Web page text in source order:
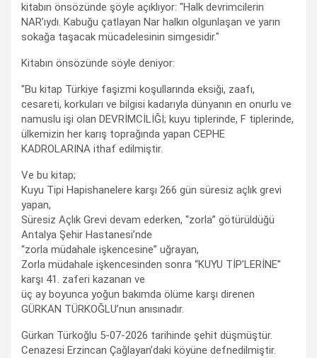
kitabın önsözünde şöyle açıklıyor: "Halk devrimcilerin
NAR’ıydı. Kabuğu çatlayan Nar halkın olgunlaşan ve yarın
sokağa taşacak mücadelesinin simgesidir."
Kitabın önsözünde söyle deniyor:
"Bu kitap Türkiye faşizmi koşullarında eksiği, zaafı,
cesareti, korkuları ve bilgisi kadarıyla dünyanın en onurlu ve
namuslu işi olan DEVRİMCİLİĞİ; kuyu tiplerinde, F tiplerinde,
ülkemizin her karış toprağında yapan CEPHE
KADROLARINA ithaf edilmiştir.
Ve bu kitap;
Kuyu Tipi Hapishanelere karşı 266 gün süresiz açlık grevi
yapan,
Süresiz Açlık Grevi devam ederken, “zorla” götürüldüğü
Antalya Şehir Hastanesi’nde
“zorla müdahale işkencesine” uğrayan,
Zorla müdahale işkencesinden sonra “KUYU TİP’LERİNE”
karşı 41. zaferi kazanan ve
üç ay boyunca yoğun bakımda ölüme karşı direnen
GÜRKAN TÜRKOĞLU’nun anısınadır.
Gürkan Türkoğlu 5-07-2026 tarihinde şehit düşmüştür.
Cenazesi Erzincan Çağlayan’daki köyüne defnedilmiştir.